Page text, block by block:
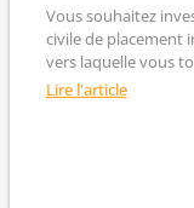
Vous souhaitez
civile de placement
vers laquelle vous
Lire l'article